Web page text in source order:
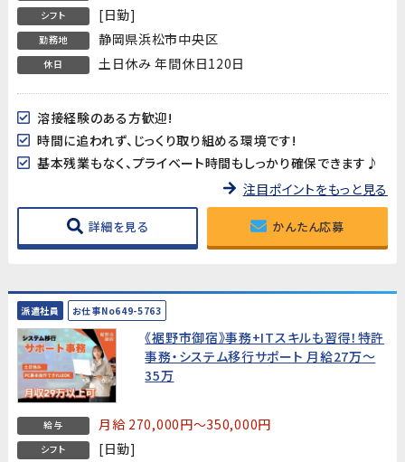
シフト [日勤]
勤務地 静岡県浜松市中央区
休日 土日休み 年間休日120日
溶接経験のある方歓迎!
時間に追われず、じっくり取り組める環境です!
基本残業もなく、プライベート時間もしっかり確保できます♪
注目ポイントをもっと見る
詳細を見る かんたん応募
派遣社員 お仕事No649-5763
《裾野市御宿》事務+ITスキルも習得！特許
事務・システム移行サポート 月給27万～
35万
給与 月給 270,000円～350,000円
シフト [日勤]